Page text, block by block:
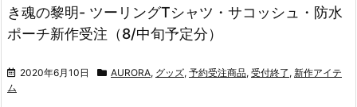
き魂の黎明- ツーリングTシャツ・サコッシュ・防水
ポーチ新作受注（8/中旬予定分）
2020年6月10日 AURORA, グッズ, 予約受注商品, 受付終了 , 新作アイテ
ム